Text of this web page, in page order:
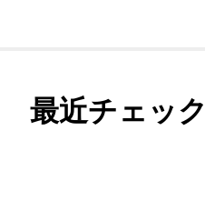
最近チェッ